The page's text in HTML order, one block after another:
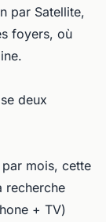
par Satellite,
foyers, où
deux
mois, cette
recherche
+ TV)